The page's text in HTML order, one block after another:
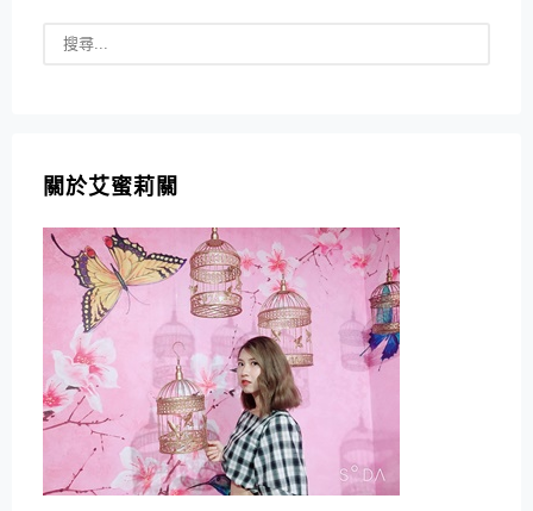
關於艾蜜莉關